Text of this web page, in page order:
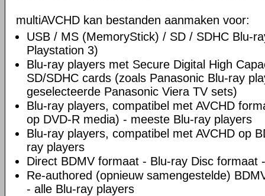
multiAVCHD kan bestanden aanmaken voor:
USB / MS (MemoryStick) / SD / SDHC Blu-
Playstation 3)
Blu-ray players met Secure Digital High
SD/SDHC cards (zoals Panasonic Blu-ray
geselecteerde Panasonic Viera TV sets)
Blu-ray players, compatibel met AVCHD
op DVD-R media) - meeste Blu-ray players
Blu-ray players, compatibel met AVCHD op
ray players
Direct BDMV formaat - Blu-ray Disc formaat
Re-authored (opnieuw samengestelde)
- alle Blu-ray players